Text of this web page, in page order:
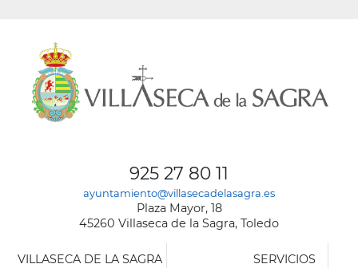
925 27 80 11
ayuntamiento@villasecadelasagra.es
Plaza Mayor, 18
45260 Villaseca de la Sagra, Toledo
VILLASECA DE LA SAGRA SERVICIOS